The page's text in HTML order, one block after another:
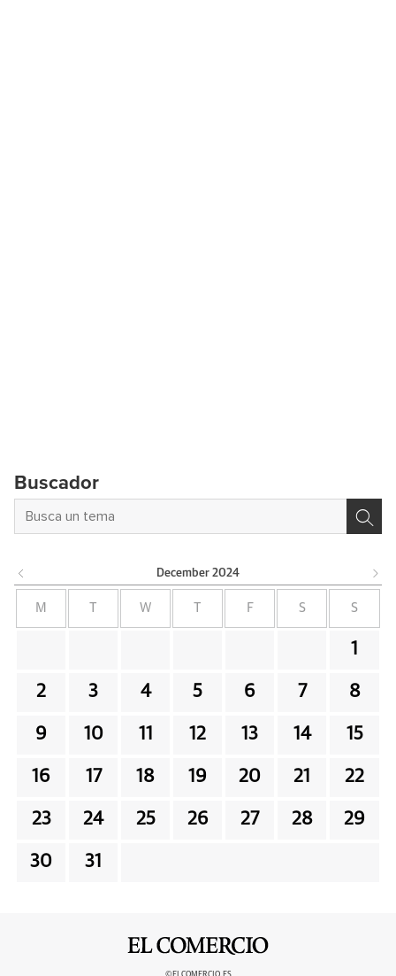
Buscador
December 2024
M W F S S
1
2 3 4 5 6 7 8
9 10 11 12 13 14 15
16 17 18 19 20 21 22
23 24 25 26 27 28 29
30 31